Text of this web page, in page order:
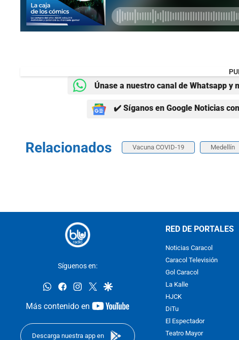
Únase a nuestro canal de Whatsapp
✔️ Síganos en Google Noticias
Relacionados Vacuna COVID-19 Medellín
Síguenos en:
whatsappfacebookinstagram
twittergoogle
Más contenido en
youtube-
Descarga nuestra app en
RED DE PORTALES
Noticias Caracol
Caracol Televisión
Gol Caracol
La Kalle
HJCK
DiTu
El Espectador
Teatro Mayor